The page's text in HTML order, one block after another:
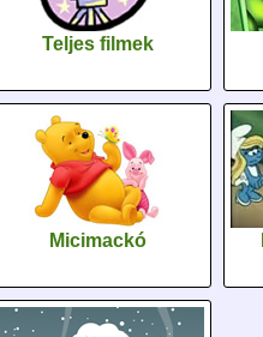
Teljes filmek
Micimackó